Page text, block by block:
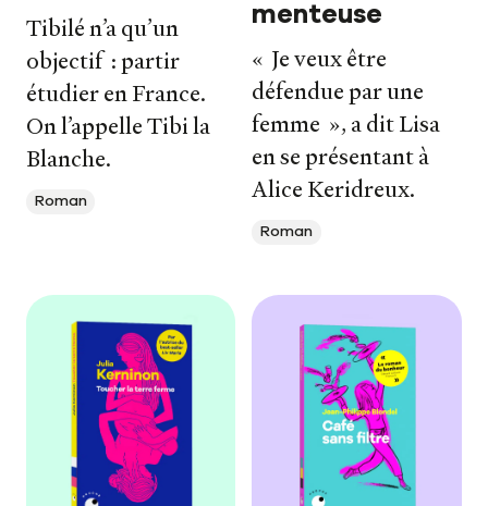
Tibilé n’a qu’un
objectif : partir
étudier en France.
On l’appelle Tibi la
Blanche.
Roman
menteuse
« Je veux être
défendue par une
femme », a dit Lisa
en se présentant à
Alice Keridreux.
Roman